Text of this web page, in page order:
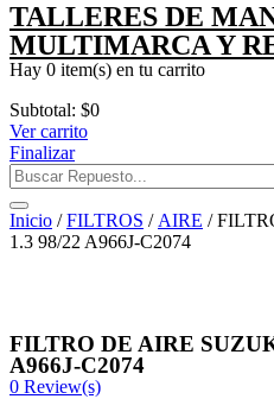
TALLERES DE
MULTIMARCA Y
Hay 0 item(s) en tu carrito
Subtotal: $0
Ver carrito
Finalizar
Inicio /FILTROS / AIRE /
1.3 98/22 A966J-C2074
FILTRO DE AIRE
A966J-C2074
0 Review(s)